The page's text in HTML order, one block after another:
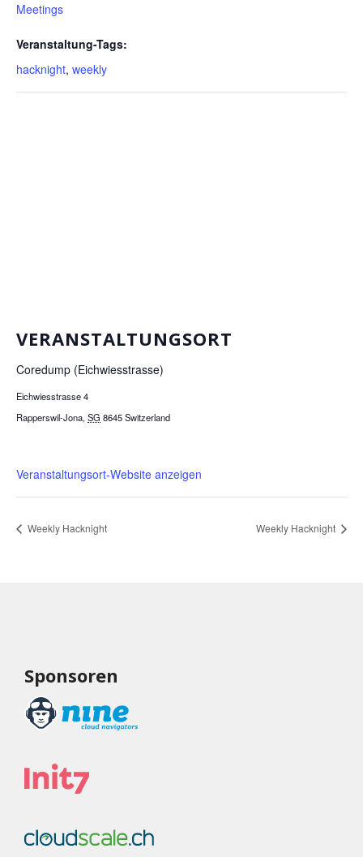
Meetings
Veranstaltung-Tags:
hacknight, weekly
VERANSTALTUNGSORT
Coredump (Eichwiesstrasse)
Eichwiesstrasse 4
Rapperswil-Jona, SG 8645Switzerland
Veranstaltungsort-Website anzeigen
Weekly Hacknight Weekly Hacknight
Sponsoren